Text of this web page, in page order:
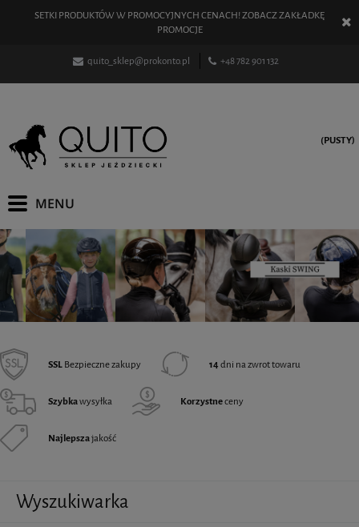
SETKI PRODUKTÓW W PROMOCYJNYCH CENACH! ZOBACZ ZAKŁADKĘ
PROMOCJE
quito_sklep@prokonto.pl +48 782 901 132
(PUSTY)
SSLBezpieczne zakupy 14dni na zwrot towaru
Szybkawysyłka Korzystneceny
Najlepszajakość
Wyszukiwarka